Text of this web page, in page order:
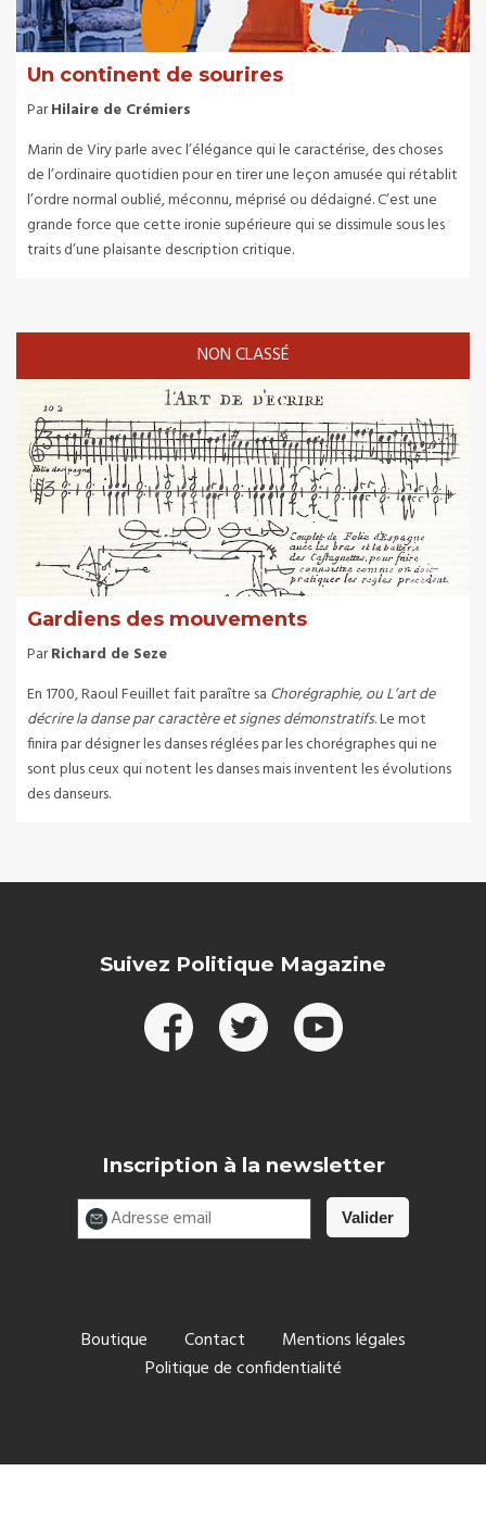
Un continent de sourires
ParHilaire de Crémiers
Marin de Viry parle avec l’élégance qui le caractérise, des choses
de l’ordinaire quotidien pour en tirer une leçon amusée qui rétablit
l’ordre normal oublié, méconnu, méprisé ou dédaigné. C’est une
grande force que cette ironie supérieure qui se dissimule sous les
traits d’une plaisante description critique.
NON CLASSÉ
Gardiens des mouvements
ParRichard de Seze
En 1700, Raoul Feuillet fait paraître sa Chorégraphie, ou L’art de
décrire la danse par caractère et signes démonstratifs. Le mot
finira par désigner les danses réglées par les chorégraphes qui ne
sont plus ceux qui notent les danses mais inventent les évolutions
des danseurs.
Suivez Politique Magazine
Inscription à la newsletter
Boutique Contact
Mentions légales
Politique de confidentialité